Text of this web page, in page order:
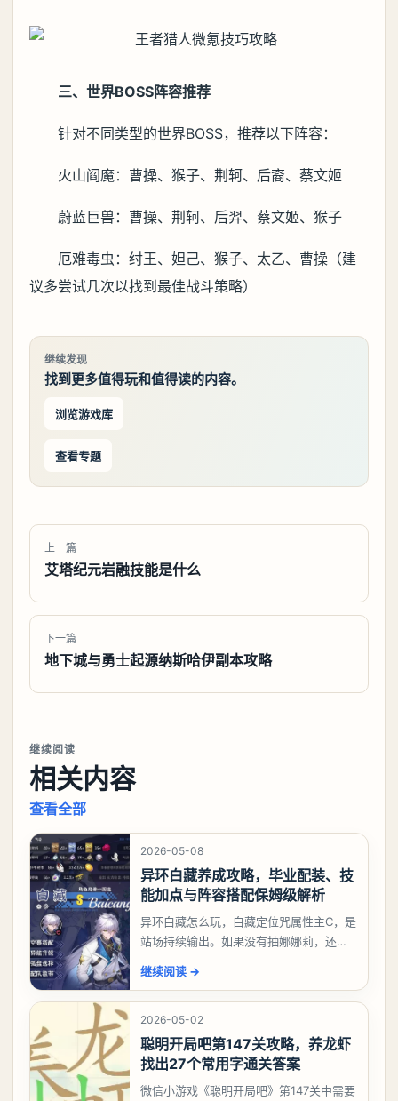
三、世界BOSS阵容推荐
针对不同类型的世界BOSS，推荐以下阵容：
火山阎魔：曹操、猴子、荆轲、后裔、蔡文姬
蔚蓝巨兽：曹操、荆轲、后羿、蔡文姬、猴子
厄难毒虫：纣王、妲己、猴子、太乙、曹操（建
议多尝试几次以找到最佳战斗策略）
继续发现
找到更多值得玩和值得读的内容。
浏览游戏库
查看专题
上一篇
艾塔纪元岩融技能是什么
下一篇
地下城与勇士起源纳斯哈伊副本攻略
继续阅读
相关内容
查看全部
2026-05-08
异环白藏养成攻略，毕业配装、技
能加点与阵容搭配保姆级解析
异环白藏怎么玩，白藏定位咒属性主C，是
站场持续输出。如果没有抽娜娜莉，还没
有娜娜莉缺另外一个二队C想打深渊也可以
考虑养个白藏
继续阅读 →
2026-05-02
聪明开局吧第147关攻略，养龙虾
找出27个常用字通关答案
微信小游戏《聪明开局吧》第147关中需要